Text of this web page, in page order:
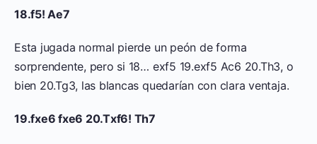
18.f5! Ae7
Esta jugada normal pierde un peón de forma
sorprendente, pero si 18… exf5 19.exf5 Ac6 20.Th3, o
bien 20.Tg3, las blancas quedarían con clara ventaja.
19.fxe6 fxe6 20.Txf6! Th7